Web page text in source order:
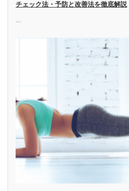
チェック法・予防と改善法を徹底解説